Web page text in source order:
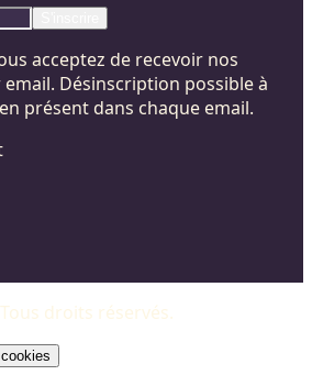
acceptez de recevoir nos
Désinscription possible à
présent dans chaque email.
droits réservés.